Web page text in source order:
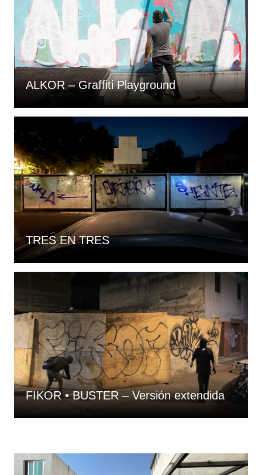
ALKOR – Graffiti Playground
TRES EN TRES
FIKOR • BUSTER – Versión extendida